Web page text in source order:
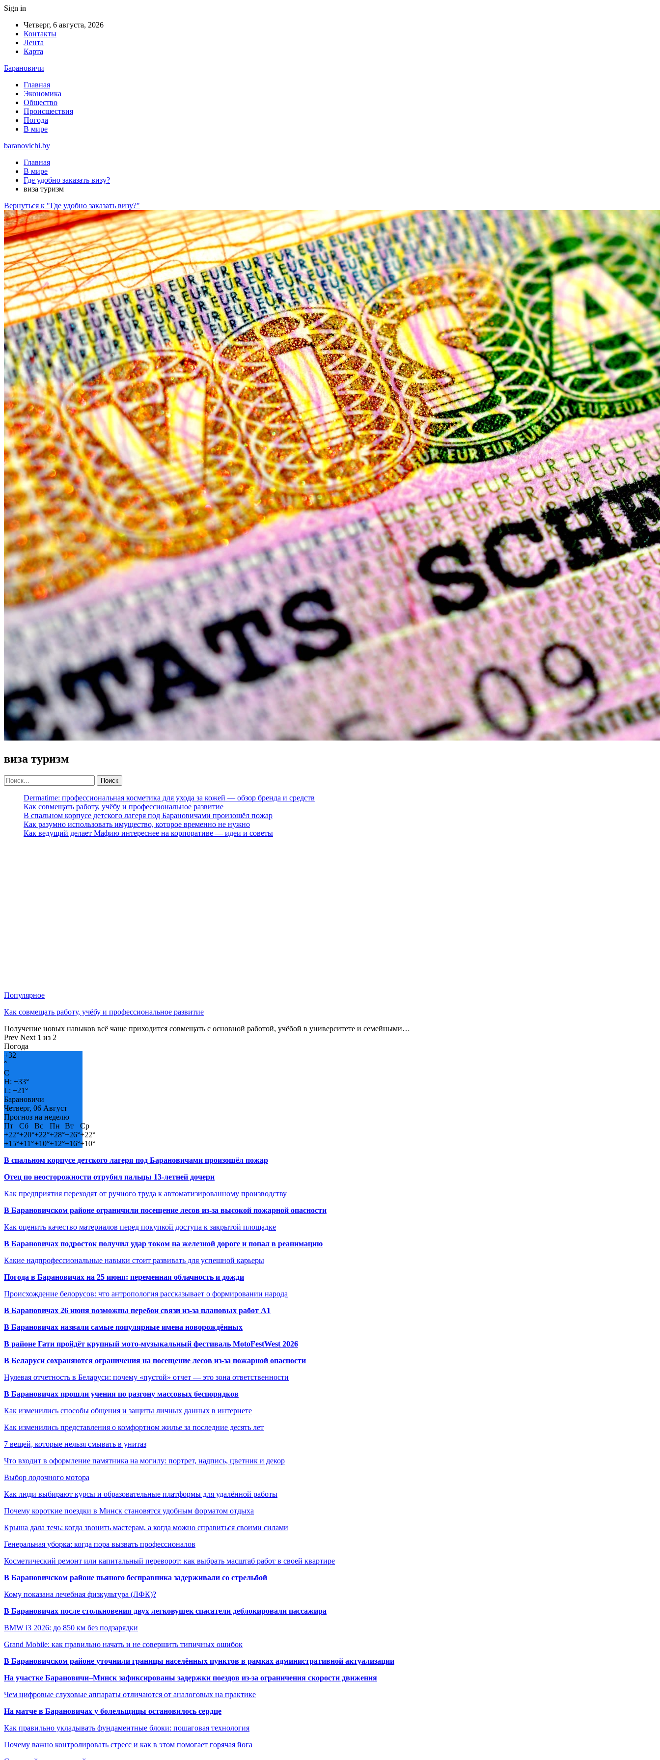
Sign in
Четверг, 6 августа, 2026
Контакты
Лента
Карта
Барановичи
Главная
Экономика
Общество
Происшествия
Погода
В мире
baranovichi.by
Главная
В мире
Где удобно заказать визу?
виза туризм
Вернуться к "Где удобно заказать визу?"
виза туризм
Dermatime: профессиональная косметика для ухода за кожей — обзор бренда и средств
Как совмещать работу, учёбу и профессиональное развитие
В спальном корпусе детского лагеря под Барановичами произошёл пожар
Как разумно использовать имущество, которое временно не нужно
Как ведущий делает Мафию интереснее на корпоративе — идеи и советы
Популярное
Как совмещать работу, учёбу и профессиональное развитие
Получение новых навыков всё чаще приходится совмещать с основной работой, учёбой в университете и семейными…
Prev Next 1 из 2
Погода
+32
°
C
H: +33°
L: +21°
Барановичи
Четверг, 06 Август
Прогноз на неделю
Пт
Сб Вс Пн Вт
Ср
+22°+20°+22°+28°+26°+22°
+15°+11°+10°+12°+16°+10°
В спальном корпусе детского лагеря под Барановичами произошёл пожар
Отец по неосторожности отрубил пальцы 13-летней дочери
Как предприятия переходят от ручного труда к автоматизированному производству
В Барановичском районе ограничили посещение лесов из-за высокой пожарной опасности
Как оценить качество материалов перед покупкой доступа к закрытой площадке
В Барановичах подросток получил удар током на железной дороге и попал в реанимацию
Какие надпрофессиональные навыки стоит развивать для успешной карьеры
Погода в Барановичах на 25 июня: переменная облачность и дожди
Происхождение белорусов: что антропология рассказывает о формировании народа
В Барановичах 26 июня возможны перебои связи из-за плановых работ A1
В Барановичах назвали самые популярные имена новорождённых
В районе Гати пройдёт крупный мото-музыкальный фестиваль MotoFestWest 2026
В Беларуси сохраняются ограничения на посещение лесов из-за пожарной опасности
Нулевая отчетность в Беларуси: почему «пустой» отчет — это зона ответственности
В Барановичах прошли учения по разгону массовых беспорядков
Как изменились способы общения и защиты личных данных в интернете
Как изменились представления о комфортном жилье за последние десять лет
7 вещей, которые нельзя смывать в унитаз
Что входит в оформление памятника на могилу: портрет, надпись, цветник и декор
Выбор лодочного мотора
Как люди выбирают курсы и образовательные платформы для удалённой работы
Почему короткие поездки в Минск становятся удобным форматом отдыха
Крыша дала течь: когда звонить мастерам, а когда можно справиться своими силами
Генеральная уборка: когда пора вызвать профессионалов
Косметический ремонт или капитальный переворот: как выбрать масштаб работ в своей квартире
В Барановичском районе пьяного бесправника задерживали со стрельбой
Кому показана лечебная физкультура (ЛФК)?
В Барановичах после столкновения двух легковушек спасатели деблокировали пассажира
BMW i3 2026: до 850 км без подзарядки
Grand Mobile: как правильно начать и не совершить типичных ошибок
В Барановичском районе уточнили границы населённых пунктов в рамках административной актуализации
На участке Барановичи–Минск зафиксированы задержки поездов из-за ограничения скорости движения
Чем цифровые слуховые аппараты отличаются от аналоговых на практике
На матче в Барановичах у болельщицы остановилось сердце
Как правильно укладывать фундаментные блоки: пошаговая технология
Почему важно контролировать стресс и как в этом помогает горячая йога